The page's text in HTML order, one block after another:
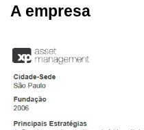
A empresa